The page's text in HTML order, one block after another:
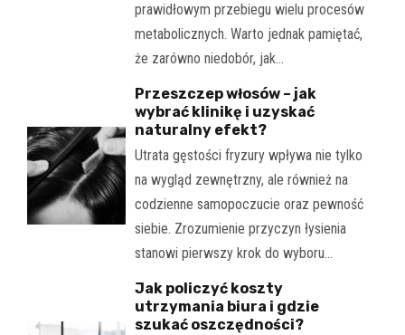
prawidłowym przebiegu wielu procesów
metabolicznych. Warto jednak pamiętać,
że zarówno niedobór, jak…
Przeszczep włosów – jak
wybrać klinikę i uzyskać
naturalny efekt?
Utrata gęstości fryzury wpływa nie tylko
na wygląd zewnętrzny, ale również na
codzienne samopoczucie oraz pewność
siebie. Zrozumienie przyczyn łysienia
stanowi pierwszy krok do wyboru…
Jak policzyć koszty
utrzymania biura i gdzie
szukać oszczędności?